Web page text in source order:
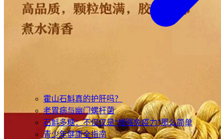
霍山石斛真的护肝吗？
老胃病与幽门螺杆菌
石斛多糖：不仅仅是“增强免疫力”那么简单
青少年健康全指南